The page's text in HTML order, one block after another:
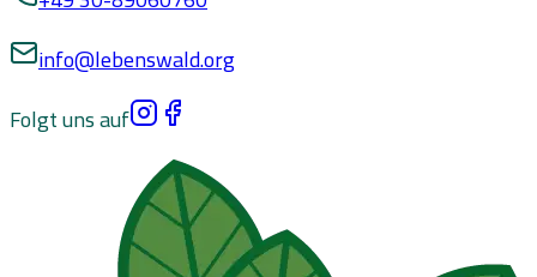
info@lebenswald.org
Folgt uns auf